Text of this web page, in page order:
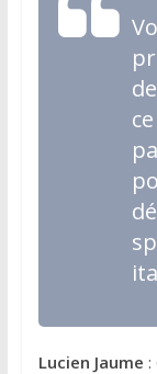
Lucien Jaume :